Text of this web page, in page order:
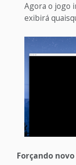
Agora o jogo
exibirá
Forçando